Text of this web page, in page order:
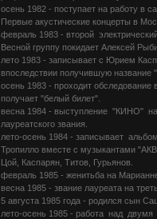
осень 1982 - поступает на работу в
Первые акустические концерты в
февраль 1983 - второй
Весной группу покидает Алексей
лето 1983 - записывает с Юрием
впоследствии получившую название
осень 1983 - проходит
получает "белый билет".
весна 1984 - выступление "КИНО"
лауреатского звания.
лето-осень 1984 - записывает
Тропилло вместе с музыкантами
Цой, Каспарян, Титов, Гурьянов.
февраль 1985 - женитьба на
весна 1985 - звание лауреата на
5 августа 1985 года - родился сын
лето-осень 1985 - работа над